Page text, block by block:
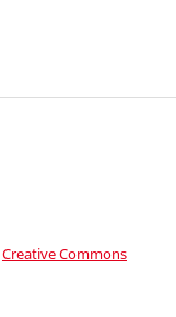
Creative Commons